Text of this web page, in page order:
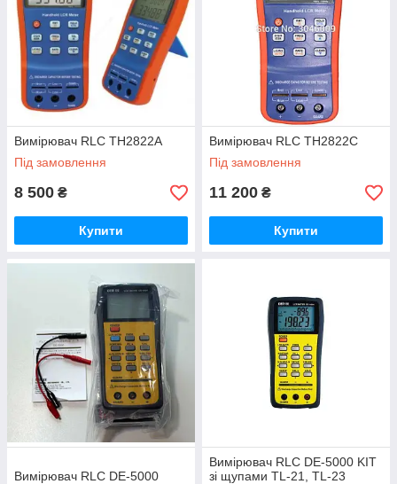
Вимірювач RLC TH2822A
Під замовлення
8 500 ₴
Купити
Вимірювач RLC TH2822C
Під замовлення
11 200 ₴
Купити
Вимірювач RLC DE-5000
Вимірювач RLC DE-5000 KIT
зі щупами TL-21, TL-23